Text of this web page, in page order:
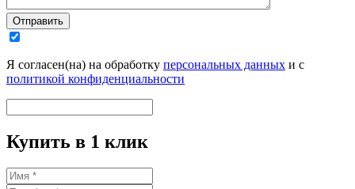
Отправить
Я согласен(на) на обработку персональных данных и с
политикой конфиденциальности
Купить в 1 клик